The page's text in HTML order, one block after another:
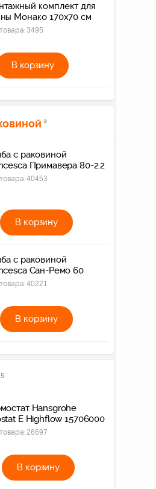
комплект для
Монако 170х70 см
3495
В корзину
2
с раковиной
Примавера 80-2.2
40453
В корзину
с раковиной
Сан-Ремо 60
40221
В корзину
5
Hansgrohe
E Highflow 15706000
26697
В корзину